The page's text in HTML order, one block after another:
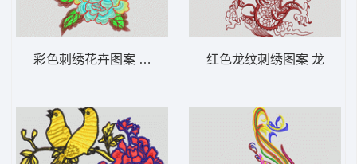
彩色刺绣花卉图案 靓花 红色龙纹刺绣图案 龙